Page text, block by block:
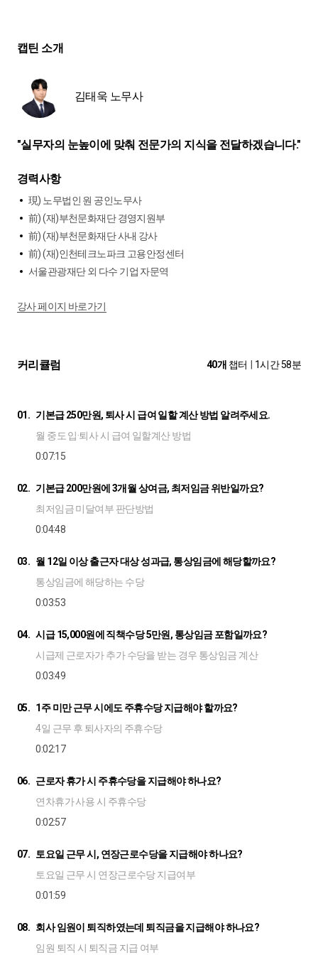
캡틴 소개
김태욱 노무사
"실무자의 눈높이에 맞춰 전문가의 지식을 전달하겠습니다."
경력사항
現) 노무법인 원 공인노무사
前) (재)부천문화재단 경영지원부
前) (재)부천문화재단 사내 강사
前) (재)인천테크노파크 고용안정센터
서울관광재단 외 다수 기업 자문역
강사 페이지 바로가기
커리큘럼 40개 챕터 1시간 58분
01. 기본급 250만원, 퇴사 시 급여 일할 계산 방법 알려주세요.
월 중도 입·퇴사 시 급여 일할계산 방법
0:07:15
02. 기본급 200만원에 3개월 상여금, 최저임금 위반일까요?
최저임금 미달여부 판단방법
0:04:48
03. 월 12일 이상 출근자 대상 성과급, 통상임금에 해당할까요?
통상임금에 해당하는 수당
0:03:53
04. 시급 15,000원에 직책수당 5만원, 통상임금 포함일까요?
시급제 근로자가 추가 수당을 받는 경우 통상임금 계산
0:03:49
05. 1주 미만 근무 시에도 주휴수당 지급해야 할까요?
4일 근무 후 퇴사자의 주휴수당
0:02:17
06. 근로자 휴가 시 주휴수당을 지급해야 하나요?
연차휴가 사용 시 주휴수당
0:02:57
07.
토요일 근무 시, 연장근로수당을 지급해야 하나요?
토요일 근무 시 연장근로수당 지급여부
0:01:59
08. 회사 임원이 퇴직하였는데 퇴직금을 지급해야 하나요?
임원 퇴직 시 퇴직금 지급 여부